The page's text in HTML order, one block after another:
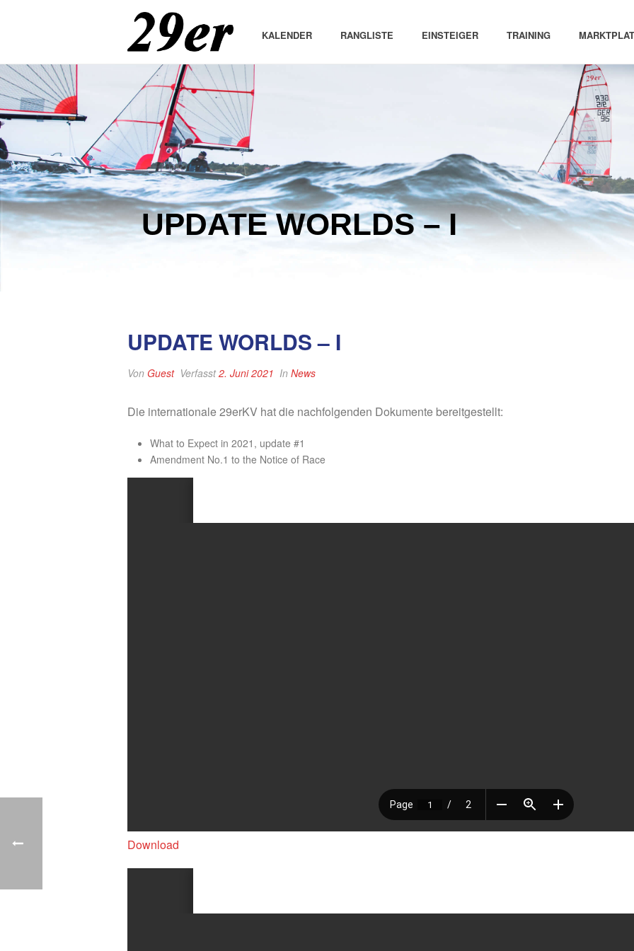
KALENDER RANGLISTE EINSTEIGER TRAINING
UPDATE WORLDS – I
UPDATE WORLDS – I
Von Guest Verfasst2. Juni 2021 In News
Die internationale 29erKV hat die nachfolgenden Dokumente bereitgestellt:
What to Expect in 2021, update #1
Amendment No.1 to the Notice of Race
Download